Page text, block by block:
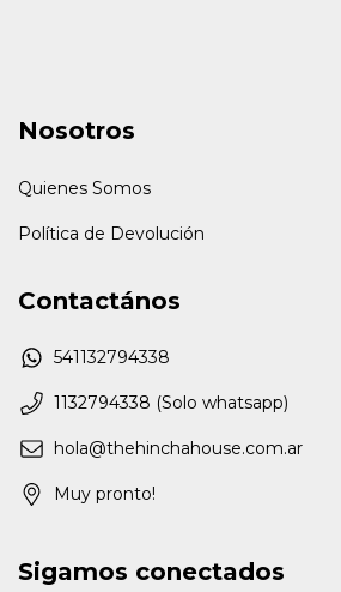
Nosotros
Quienes Somos
Política de Devolución
Contactános
541132794338
1132794338 (Solo whatsapp)
hola@thehinchahouse.com.ar
Muy pronto!
Sigamos conectados